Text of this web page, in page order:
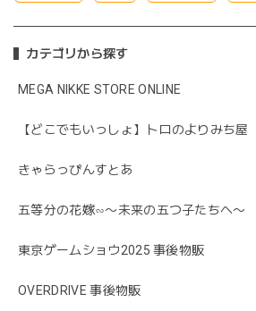
カテゴリから探す
MEGA NIKKE STORE ONLINE
【どこでもいっしょ】トロのよりみち屋
きゃらっぴんすとあ
五等分の花嫁∽〜未来の五つ子たちへ〜
東京ゲームショウ2025 事後物販
OVERDRIVE 事後物販